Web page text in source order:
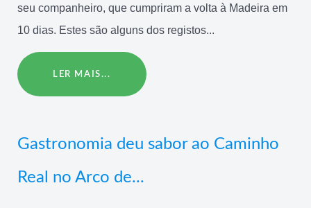
seu companheiro, que cumpriram a volta à Madeira em
10 dias. Estes são alguns dos registos...
LER MAIS...
Gastronomia deu sabor ao Caminho
Real no Arco de...